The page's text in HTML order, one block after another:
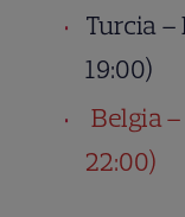
Turcia –
19:00)
Belgia
22:00)